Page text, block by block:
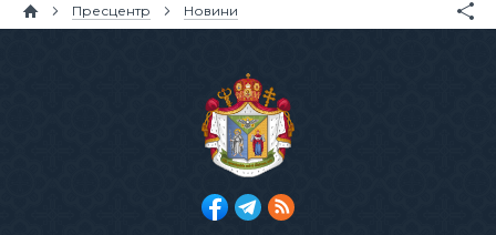
Пресцентр Новини